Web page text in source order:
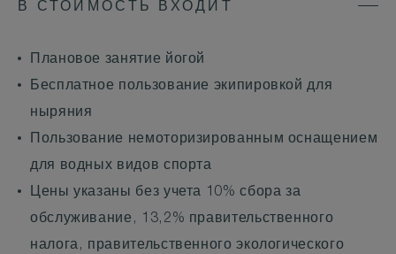
В СТОИМОСТЬ ВХОДИТ
Плановое занятие йогой
Бесплатное пользование экипировкой для
ныряния
Пользование немоторизированным оснащением
для водных видов спорта
Цены указаны без учета 10% сбора за
обслуживание, 13,2% правительственного
налога, правительственного экологического